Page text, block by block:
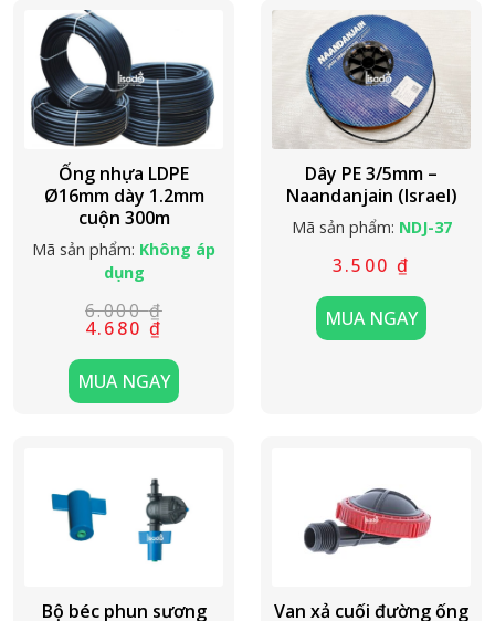
Ống nhựa LDPE
Ø16mm dày 1.2mm
cuộn 300m
Mã sản phẩm: Không áp
dụng
6.000₫
Giá
gốc
là:
6.000 ₫.
4.680 ₫
Giá
hiện
tại
là:
4.680 ₫.
MUA NGAY
Dây PE 3/5mm –
Naandanjain (Israel)
Mã sản phẩm: NDJ-37
3.500 ₫
MUA NGAY
Bộ béc phun sương
Van xả cuối đường ống